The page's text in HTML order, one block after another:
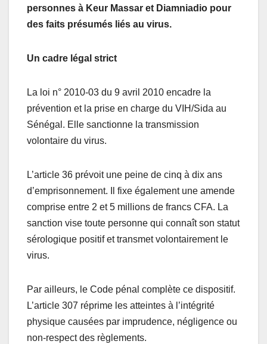
personnes à Keur Massar et Diamniadio pour
des faits présumés liés au virus.
Un cadre légal strict
La loi n° 2010-03 du 9 avril 2010 encadre la
prévention et la prise en charge du VIH/Sida au
Sénégal. Elle sanctionne la transmission
volontaire du virus.
L’article 36 prévoit une peine de cinq à dix ans
d’emprisonnement. Il fixe également une amende
comprise entre 2 et 5 millions de francs CFA. La
sanction vise toute personne qui connaît son statut
sérologique positif et transmet volontairement le
virus.
Par ailleurs, le Code pénal complète ce dispositif.
L’article 307 réprime les atteintes à l’intégrité
physique causées par imprudence, négligence ou
non-respect des règlements.